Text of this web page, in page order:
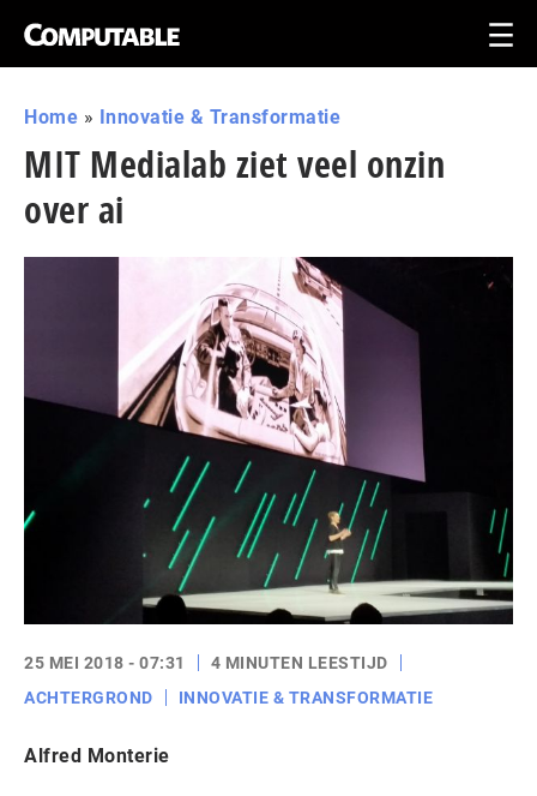
Home » Innovatie & Transformatie
MIT Medialab ziet veel onzin
over ai
25 MEI 2018 - 07:31
4 MINUTEN LEESTIJD
ACHTERGROND
INNOVATIE & TRANSFORMATIE
Alfred Monterie